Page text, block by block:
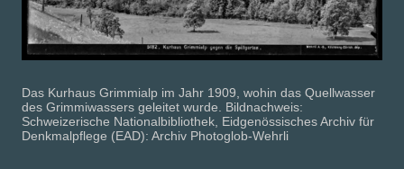
Das Kurhaus Grimmialp im Jahr 1909, wohin das Quellwasser
des Grimmiwassers geleitet wurde. Bildnachweis:
Schweizerische Nationalbibliothek, Eidgenössisches Archiv für
Denkmalpflege (EAD): Archiv Photoglob-Wehrli